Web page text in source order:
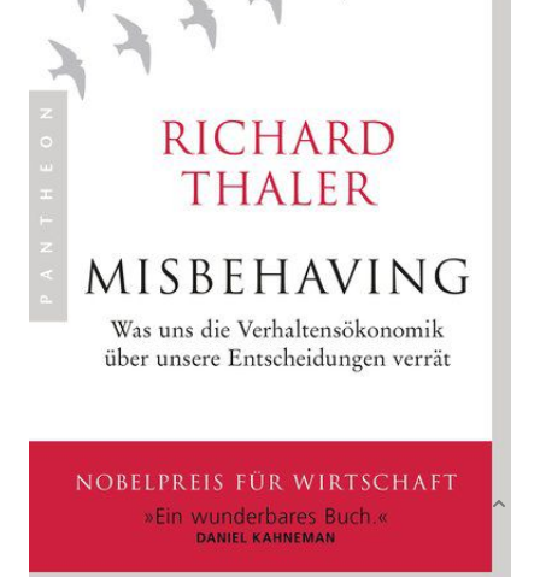
Was uns die Verhaltensökonomik über unsere
Entscheidungen verrät
Von Richard Thaler
Verlag: Pantheon 27.05.2019
Klappenbroschur
ISBN: 978-3-570-
55401-2
Autor:innenbeschreibung
Produktbeschreibung
Wenn Wirtschaft auf den Menschen trifft: Ein